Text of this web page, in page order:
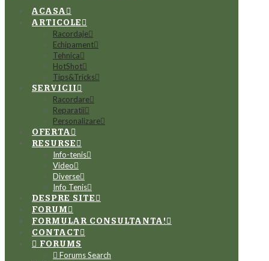
ACASA
ARTICOLE
Racordaje
Echipament
Tehnica
HotShot
Tips&Tricks
SERVICII
Racordare
Reparatii
Personalizare
OFERTA
RESURSE
Info-tenis
Video
Diverse
Info Tenis
DESPRE SITE
FORUM
FORMULAR CONSULTANTA!
CONTACT
FORUMS
Forums Search